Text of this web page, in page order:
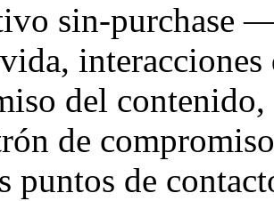
sin-purchase
del
de
puntos de